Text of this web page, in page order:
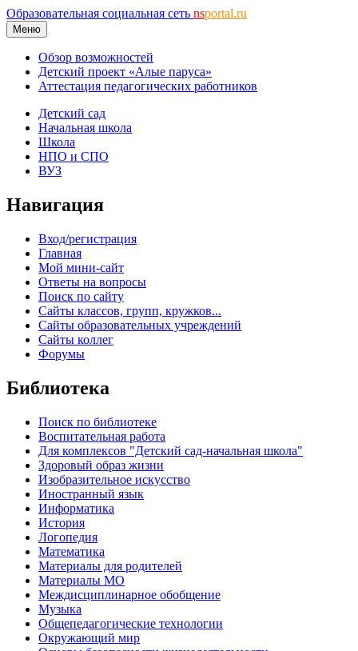
Образовательная социальная сеть nsportal.ru
Меню
Обзор возможностей
Детский проект «Алые паруса»
Аттестация педагогических работников
Детский сад
Начальная школа
Школа
НПО и СПО
ВУЗ
Навигация
Вход/регистрация
Главная
Мой мини-сайт
Ответы на вопросы
Поиск по сайту
Сайты классов, групп, кружков...
Сайты образовательных учреждений
Сайты коллег
Форумы
Библиотека
Поиск по библиотеке
Воспитательная работа
Для комплексов "Детский сад-начальная школа"
Здоровый образ жизни
Изобразительное искусство
Иностранный язык
Информатика
История
Логопедия
Математика
Материалы для родителей
Материалы МО
Междисциплинарное обобщение
Музыка
Общепедагогические технологии
Окружающий мир